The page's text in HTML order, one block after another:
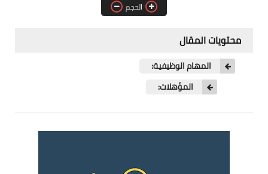
فرص عمل في العراقالحجم
محتويات المقال
المهام الوظيفية:
المؤهلات: